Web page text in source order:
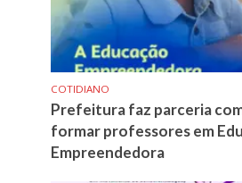
COTIDIANO
Prefeitura faz parceria
formar professores em
Empreendedora